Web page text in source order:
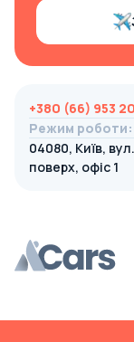
+380 (66) 953
Режим роботи:
04080, Київ,
поверх, офіс 1